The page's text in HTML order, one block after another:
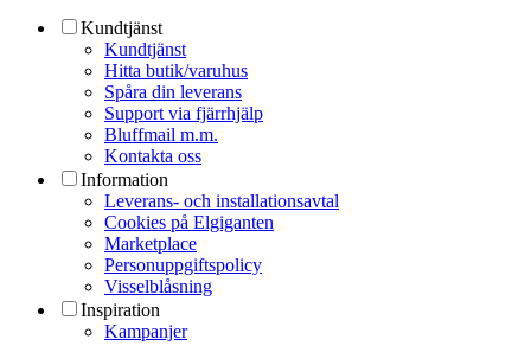
Kundtjänst
Kundtjänst
Hitta butik/varuhus
Spåra din leverans
Support via fjärrhjälp
Bluffmail m.m.
Kontakta oss
Information
Leverans- och installationsavtal
Cookies på Elgiganten
Marketplace
Personuppgiftspolicy
Visselblåsning
Inspiration
Kampanjer